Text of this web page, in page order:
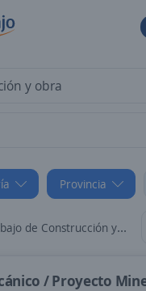
Provincia
y obra en Cusco, Cusco
/ Proyecto